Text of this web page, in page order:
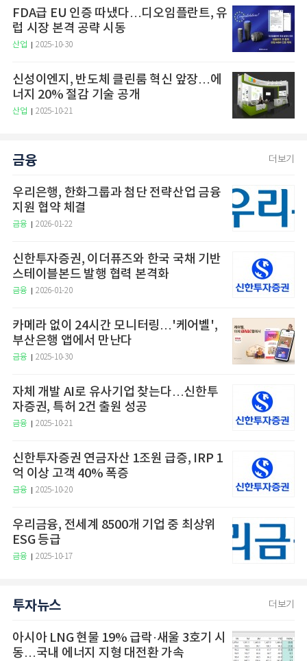
FDA급 EU 인증 따냈다…디오임플란트, 유
럽 시장 본격 공략 시동
산업 2025-10-30
신성이엔지, 반도체 클린룸 혁신 앞장…에
너지 20% 절감 기술 공개
산업 2025-10-21
금융 더보기
우리은행, 한화그룹과 첨단 전략산업 금융
지원 협약 체결
금융 2026-01-22
신한투자증권, 이더퓨즈와 한국 국채 기반
스테이블본드 발행 협력 본격화
금융 2026-01-20
카메라 없이 24시간 모니터링…'케어벨',
부산은행 앱에서 만난다
금융 2025-10-30
자체 개발 AI로 유사기업 찾는다…신한투
자증권, 특허 2건 출원 성공
금융 2025-10-21
신한투자증권 연금자산 1조원 급증, IRP 1
억 이상 고객 40% 폭증
금융 2025-10-20
우리금융, 전세계 8500개 기업 중 최상위
ESG 등급
금융 2025-10-17
투자뉴스 더보기
아시아 LNG 현물 19% 급락·새울 3호기 시
동…국내 에너지 지형 대전환 가속